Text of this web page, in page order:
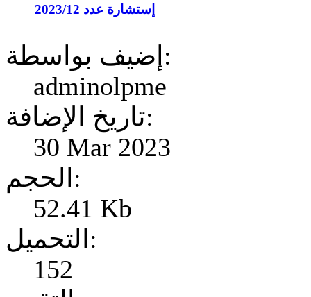
إستشارة عدد 2023/12
إضيف بواسطة:
adminolpme
تاريخ الإضافة:
30 Mar 2023
الحجم:
52.41 Kb
التحميل:
152